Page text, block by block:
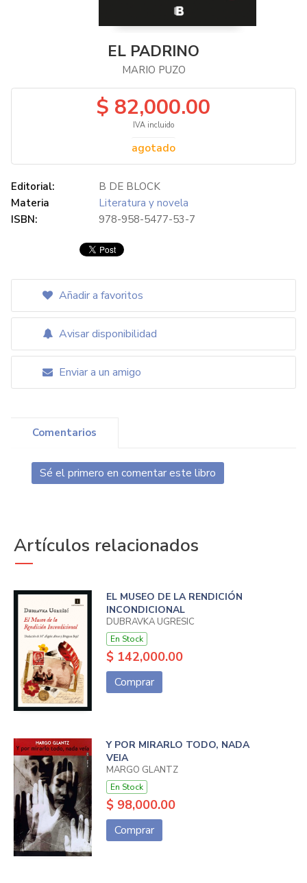
EL PADRINO
MARIO PUZO
$ 82,000.00
IVA incluido
agotado
Editorial:
B DE BLOCK
Materia
Literatura y novela
ISBN:
978-958-5477-53-7
Añadir a favoritos
Avisar disponibilidad
Enviar a un amigo
Comentarios
Sé el primero en comentar este libro
Artículos relacionados
EL MUSEO DE LA RENDICIÓN
INCONDICIONAL
DUBRAVKA UGRESIC
En Stock
$ 142,000.00
Comprar
Y POR MIRARLO TODO, NADA
VEIA
MARGO GLANTZ
En Stock
$ 98,000.00
Comprar